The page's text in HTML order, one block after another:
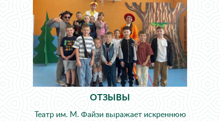
ОТЗЫВЫ
Театр им. М. Файзи выражает искреннюю